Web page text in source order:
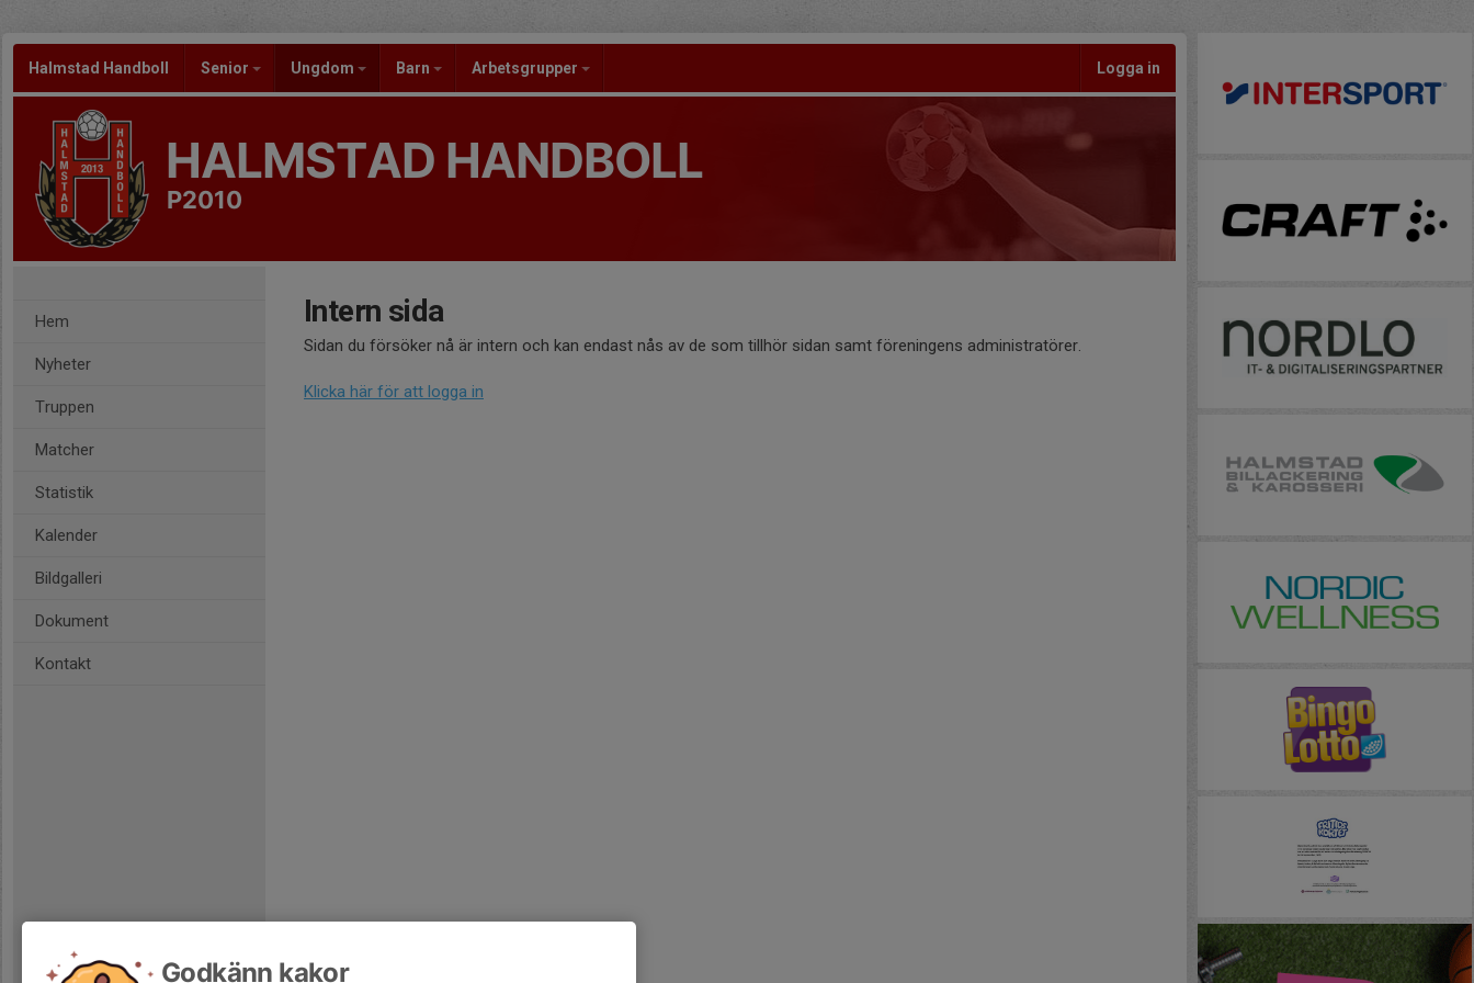
Halmstad Handboll Senior Ungdom Barn Arbetsgrupper Logga in
HALMSTAD HANDBOLL
P2010
Hem
Nyheter
Truppen
Matcher
Statistik
Kalender
Bildgalleri
Dokument
Kontakt
Intern sida
Sidan du försöker nå är intern och kan endast nås av de som tillhör sidan samt föreningens administratörer.
Klicka här för att logga in
Godkänn kakor